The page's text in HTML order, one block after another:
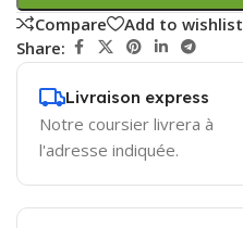
Compare
Add to wishlist
Share:
Livraison express
Notre coursier livrera à
l'adresse indiquée.